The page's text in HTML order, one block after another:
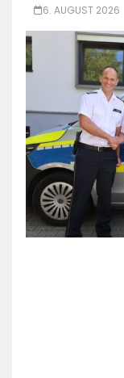
6. AUGUST 2026